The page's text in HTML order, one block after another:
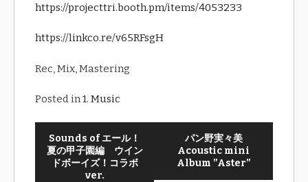
https://projecttri.booth.pm/items/4053233
https://linkco.re/v65RFsgH
Rec, Mix, Mastering
Posted in1. Music
Sounds of エール！
夏の甲子園編 ウイン
ドボーイズ！コラボ
ver.
パン野実々美
Acoustic mini
Album ”Aster”